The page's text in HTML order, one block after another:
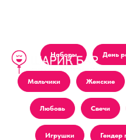
Наборы День
Мальчики Женские
Любовь Свечи
Игрушки Гендер